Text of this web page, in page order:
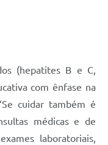
(hepatites B e C,
com ênfase na
cuidar também é
médicas e de
laboratoriais,